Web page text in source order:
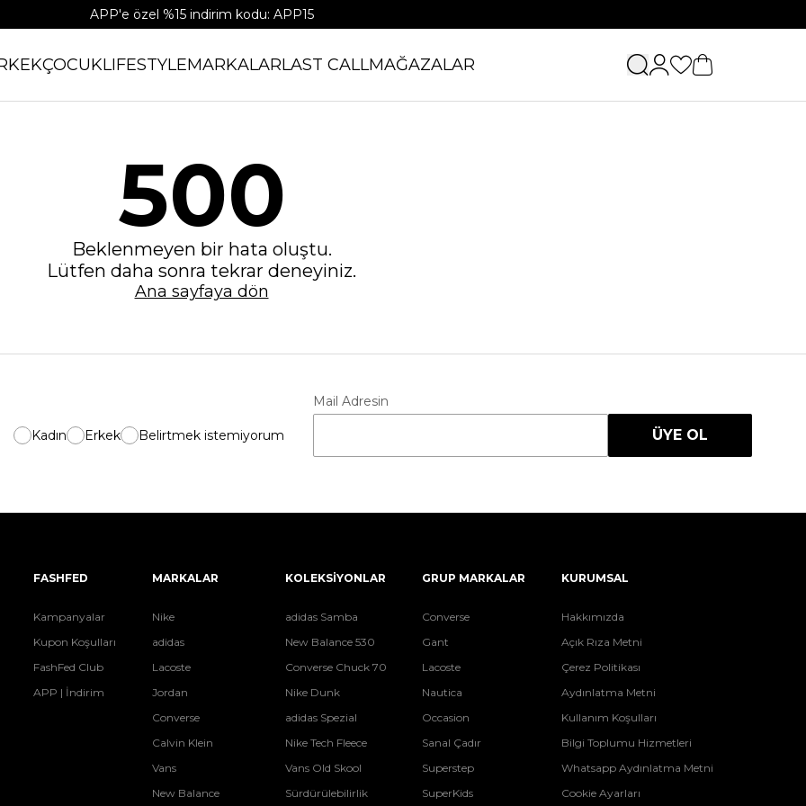
APP'e özel %15 indirim kodu: APP15
ÇOCUKLIFESTYLEMARKALARLAST CALLMAĞAZALAR
500
Beklenmeyen bir hata oluştu.
Lütfen daha sonra tekrar deneyiniz.
Ana sayfaya dön
Kadın Erkek Belirtmek istemiyorum
Mail Adresin
ÜYE OL
FASHFED
Kampanyalar
Kupon Koşulları
FashFed Club
APP | İndirim
MARKALAR
Nike
adidas
Lacoste
Jordan
Converse
Calvin Klein
Vans
New Balance
KOLEKSİYONLAR
adidas Samba
New Balance 530
Converse Chuck 70
Nike Dunk
adidas Spezial
Nike Tech Fleece
Vans Old Skool
Sürdürülebilirlik
GRUP MARKALAR
Converse
Gant
Lacoste
Nautica
Occasion
Sanal Çadır
Superstep
SuperKids
KURUMSAL
Hakkımızda
Açık Rıza Metni
Çerez Politikası
Aydınlatma Metni
Kullanım Koşulları
Bilgi Toplumu Hizmetleri
Whatsapp Aydınlatma Metni
Cookie Ayarları